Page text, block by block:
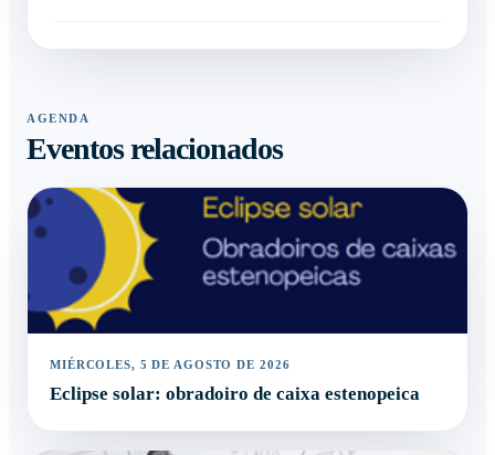
AGENDA
Eventos relacionados
MIÉRCOLES, 5 DE AGOSTO DE 2026
Eclipse solar: obradoiro de caixa estenopeica